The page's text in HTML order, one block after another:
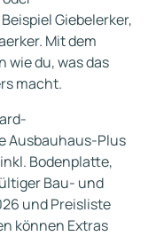
Giebelerker,
Mit dem
wie du, was das
macht.
Ausbauhaus-Plus
Bodenplatte,
Bau- und
und Preisliste
können Extras